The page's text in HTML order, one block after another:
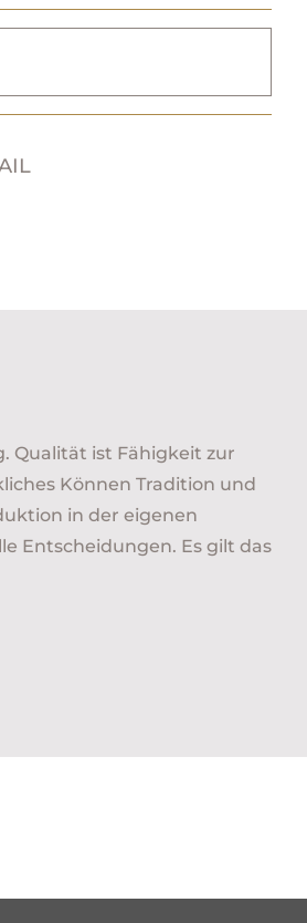
Qualität ist Fähigkeit zur
Können Tradition und
in der eigenen
Entscheidungen. Es gilt das